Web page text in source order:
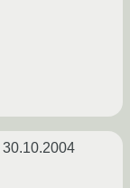
30.10.2004